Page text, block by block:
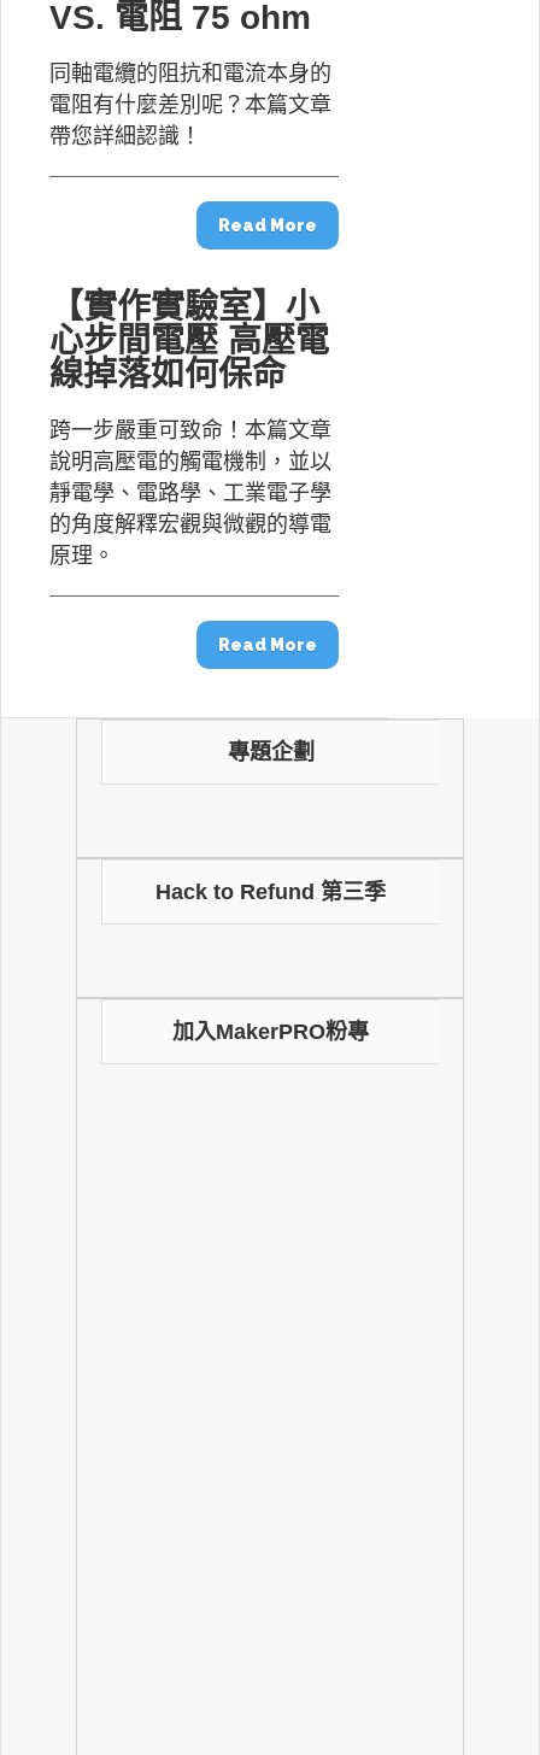
VS. 電阻 75 ohm
同軸電纜的阻抗和電流本身的
電阻有什麼差別呢？本篇文章
帶您詳細認識！
Read More
【實作實驗室】小
心步間電壓 高壓電
線掉落如何保命
跨一步嚴重可致命！本篇文章
說明高壓電的觸電機制，並以
靜電學、電路學、工業電子學
的角度解釋宏觀與微觀的導電
原理。
Read More
專題企劃
Hack to Refund 第三季
加入MakerPRO粉專